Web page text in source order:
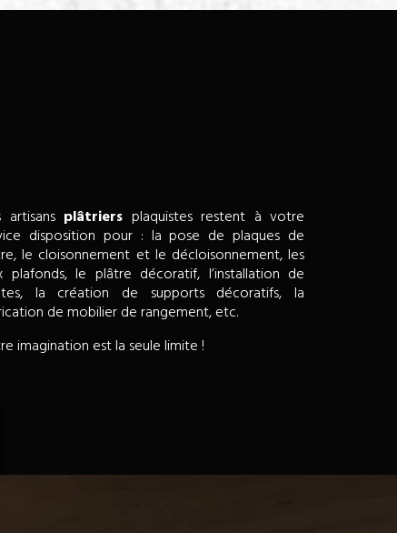
artisans plâtriers plaquistes restent à votre
disposition pour : la pose de plaques de
le cloisonnement et le décloisonnement, les
plafonds, le plâtre décoratif, l’installation de
la création de supports décoratifs, la
de mobilier de rangement, etc.
imagination est la seule limite !